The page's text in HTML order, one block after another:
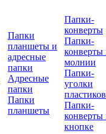
Папки
планшеты и
адресные
папки
Адресные
папки
Папки
планшеты
Папки-
конверты
Папки-
конверты
молнии
Папки-
уголки
Папки-
конверты
кнопке